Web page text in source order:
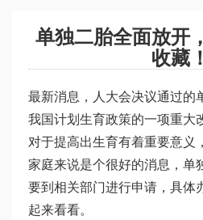
单独二胎全面放开
收藏！
最新消息，人大会决议通过的
我国计划生育政策的一项重大
对于提高出生育有着重要意义
家庭来说是个很好的消息，单
要到相关部门进行申请，具体
起来看看。